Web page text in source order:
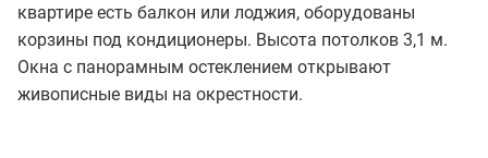
квартире есть балкон или лоджия, оборудованы
корзины под кондиционеры. Высота потолков 3,1 м.
Окна с панорамным остеклением открывают
живописные виды на окрестности.